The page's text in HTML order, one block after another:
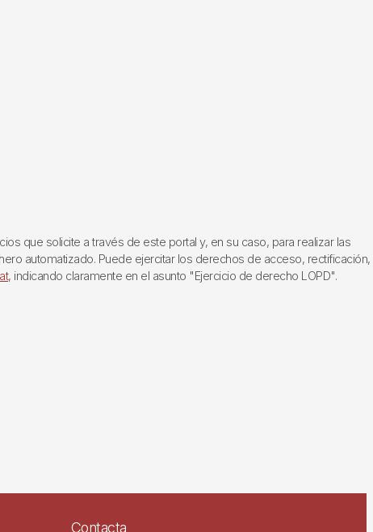
que solicite a través de este portal y, en su caso, para realizar las
automatizado. Puede ejercitar los derechos de acceso, rectificación,
, indicando claramente en el asunto "Ejercicio de derecho LOPD".
Contacta